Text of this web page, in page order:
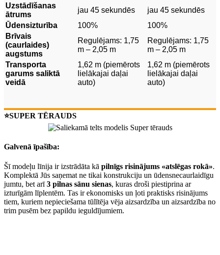
Uzstādīšanas
ātrums
jau 45 sekundēs
jau 45 sekundēs
Ūdensizturība
100%
100%
Brīvais
(caurlaides)
augstums
Regulējams: 1,75
m – 2,05 m
Regulējams: 1,75
m – 2,05 m
Transporta
garums saliktā
veidā
1,62 m (piemērots
lielākajai daļai
auto)
1,62 m (piemērots
lielākajai daļai
auto)
⭐SUPER TĒRAUDS
Galvenā īpašība:
Šī modeļu līnija ir izstrādāta kā pilnīgs risinājums «atslēgas rokā».
Komplektā Jūs saņemat ne tikai konstrukciju un ūdensnecaurlaidīgu
jumtu, bet arī3 pilnas sānu sienas, kuras droši piestiprina ar
izturīgām līplentēm. Tas ir ekonomisks un ļoti praktisks risinājums
tiem, kuriem nepieciešama tūlītēja vēja aizsardzība un aizsardzība no
trim pusēm bez papildu ieguldījumiem.